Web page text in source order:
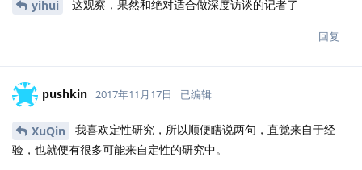
yihui 这观察，果然和绝对适合做深度访谈的记者了
回复
pushkin 2017年11月17日 已编辑
XuQin
我喜欢定性研究，所以顺便瞎说两句，直觉来自于经
验，也就便有很多可能来自定性的研究中。